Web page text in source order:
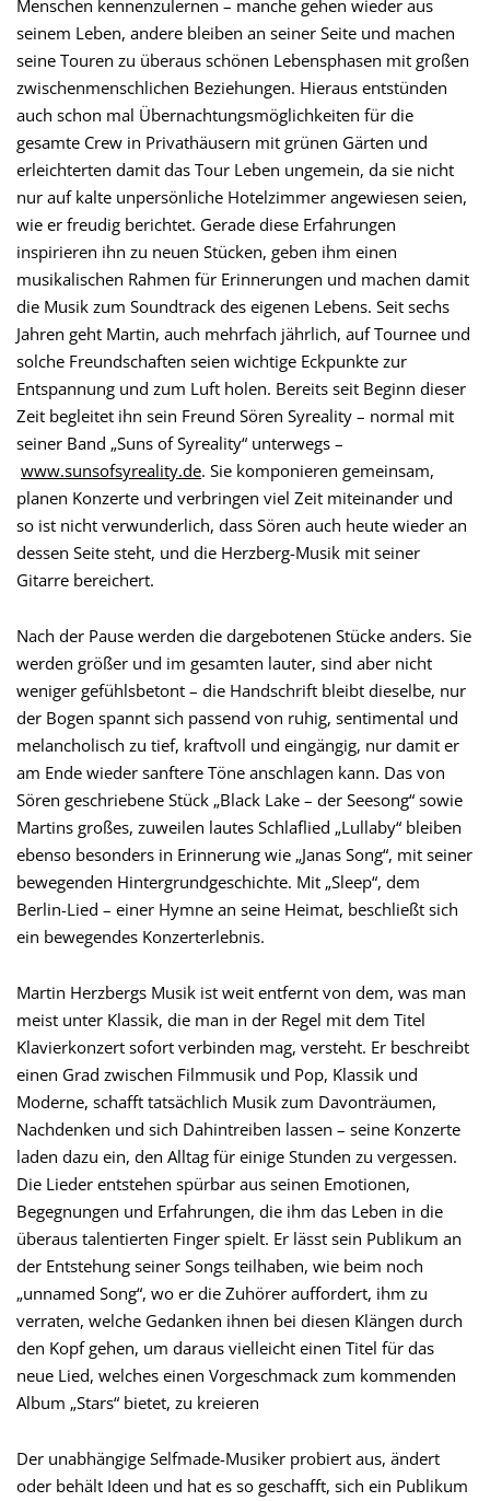
Menschen kennenzulernen – manche gehen wieder aus
seinem Leben, andere bleiben an seiner Seite und machen
seine Touren zu überaus schönen Lebensphasen mit großen
zwischenmenschlichen Beziehungen. Hieraus entstünden
auch schon mal Übernachtungsmöglichkeiten für die
gesamte Crew in Privathäusern mit grünen Gärten und
erleichterten damit das Tour Leben ungemein, da sie nicht
nur auf kalte unpersönliche Hotelzimmer angewiesen seien,
wie er freudig berichtet. Gerade diese Erfahrungen
inspirieren ihn zu neuen Stücken, geben ihm einen
musikalischen Rahmen für Erinnerungen und machen damit
die Musik zum Soundtrack des eigenen Lebens. Seit sechs
Jahren geht Martin, auch mehrfach jährlich, auf Tournee und
solche Freundschaften seien wichtige Eckpunkte zur
Entspannung und zum Luft holen. Bereits seit Beginn dieser
Zeit begleitet ihn sein Freund Sören Syreality – normal mit
seiner Band „Suns of Syreality“ unterwegs –
www.sunsofsyreality.de. Sie komponieren gemeinsam,
planen Konzerte und verbringen viel Zeit miteinander und
so ist nicht verwunderlich, dass Sören auch heute wieder an
dessen Seite steht, und die Herzberg-Musik mit seiner
Gitarre bereichert.
Nach der Pause werden die dargebotenen Stücke anders. Sie
werden größer und im gesamten lauter, sind aber nicht
weniger gefühlsbetont – die Handschrift bleibt dieselbe, nur
der Bogen spannt sich passend von ruhig, sentimental und
melancholisch zu tief, kraftvoll und eingängig, nur damit er
am Ende wieder sanftere Töne anschlagen kann. Das von
Sören geschriebene Stück „Black Lake – der Seesong“ sowie
Martins großes, zuweilen lautes Schlaflied „Lullaby“ bleiben
ebenso besonders in Erinnerung wie „Janas Song“, mit seiner
bewegenden Hintergrundgeschichte. Mit „Sleep“, dem
Berlin-Lied – einer Hymne an seine Heimat, beschließt sich
ein bewegendes Konzerterlebnis.
Martin Herzbergs Musik ist weit entfernt von dem, was man
meist unter Klassik, die man in der Regel mit dem Titel
Klavierkonzert sofort verbinden mag, versteht. Er beschreibt
einen Grad zwischen Filmmusik und Pop, Klassik und
Moderne, schafft tatsächlich Musik zum Davonträumen,
Nachdenken und sich Dahintreiben lassen – seine Konzerte
laden dazu ein, den Alltag für einige Stunden zu vergessen.
Die Lieder entstehen spürbar aus seinen Emotionen,
Begegnungen und Erfahrungen, die ihm das Leben in die
überaus talentierten Finger spielt. Er lässt sein Publikum an
der Entstehung seiner Songs teilhaben, wie beim noch
„unnamed Song“, wo er die Zuhörer auffordert, ihm zu
verraten, welche Gedanken ihnen bei diesen Klängen durch
den Kopf gehen, um daraus vielleicht einen Titel für das
neue Lied, welches einen Vorgeschmack zum kommenden
Album „Stars“ bietet, zu kreieren
Der unabhängige Selfmade-Musiker probiert aus, ändert
oder behält Ideen und hat es so geschafft, sich ein Publikum